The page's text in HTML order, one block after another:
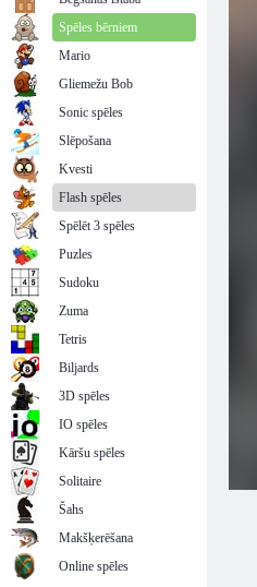
Spēles bērniem
Mario
Gliemežu Bob
Sonic spēles
Slēpošana
Kvesti
Flash spēles
Spēlēt 3 spēles
Puzles
Sudoku
Zuma
Tetris
Biljards
3D spēles
IO spēles
Kāršu spēles
Solitaire
Šahs
Makšķerēšana
Online spēles